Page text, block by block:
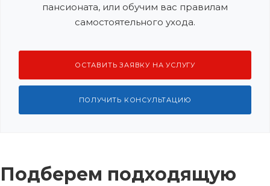
пансионата, или обучим вас правилам
самостоятельного ухода.
ОСТАВИТЬ ЗАЯВКУ НА УСЛУГУ
ПОЛУЧИТЬ КОНСУЛЬТАЦИЮ
Подберем подходящую